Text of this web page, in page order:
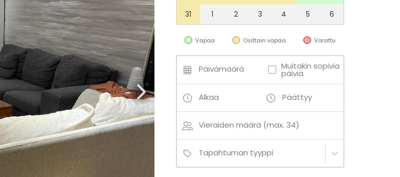
31
1 2 3 4 5 6
Vapaa Osittain vapaa Varattu
Päivämäärä Muitakin sopivia
päiviä
Alkaa Päättyy
Vieraiden määrä (max. 34)
Tapahtuman tyyppi